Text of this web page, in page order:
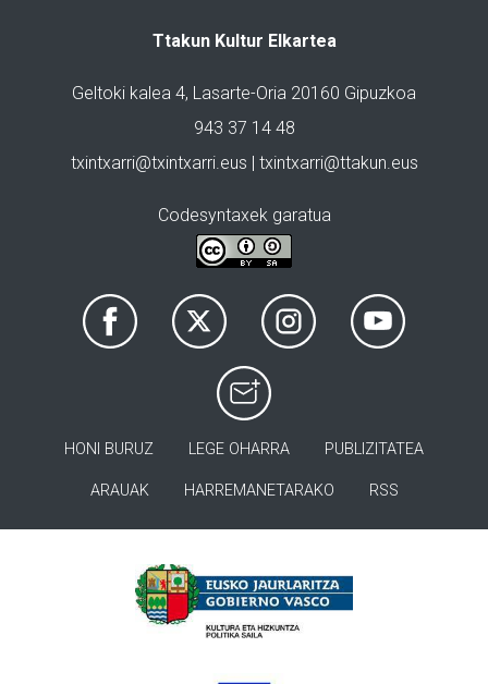
Ttakun Kultur Elkartea
Geltoki kalea 4, Lasarte-Oria 20160 Gipuzkoa
943 37 14 48
txintxarri@txintxarri.eus | txintxarri@ttakun.eus
Codesyntaxek garatua
HONI BURUZ LEGE OHARRA PUBLIZITATEA
ARAUAK HARREMANETARAKO RSS